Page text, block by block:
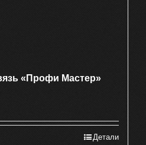
«Профи Мастер»
Детали